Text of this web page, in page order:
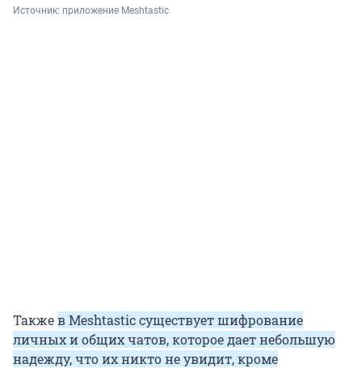
Источник: приложение Meshtastic
Такжев Meshtastic существует шифрование
личных и общих чатов, которое дает небольшую
надежду, что их никто не увидит, кроме